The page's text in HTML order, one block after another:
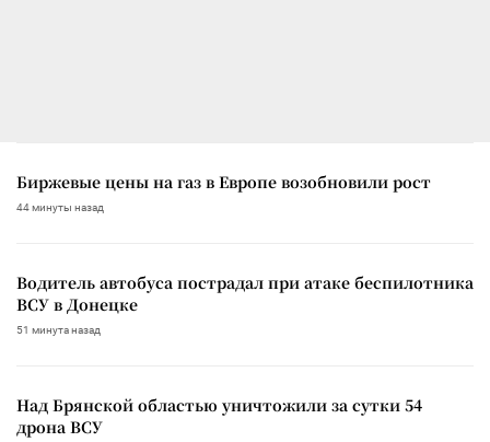
Биржевые цены на газ в Европе возобновили рост
44 минуты назад
Водитель автобуса пострадал при атаке беспилотника
ВСУ в Донецке
51 минута назад
Над Брянской областью уничтожили за сутки 54
дрона ВСУ